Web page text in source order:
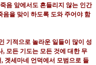
죽음 앞에서도 흔들리지 않는 인간
을 맞이 하도록 도와 주어야 함
기적으로 놀라운 일들이 많이 성
, 모든 기도는 모든 것에 대한 무
, 겟세마네 언덕에서 모범으로 들